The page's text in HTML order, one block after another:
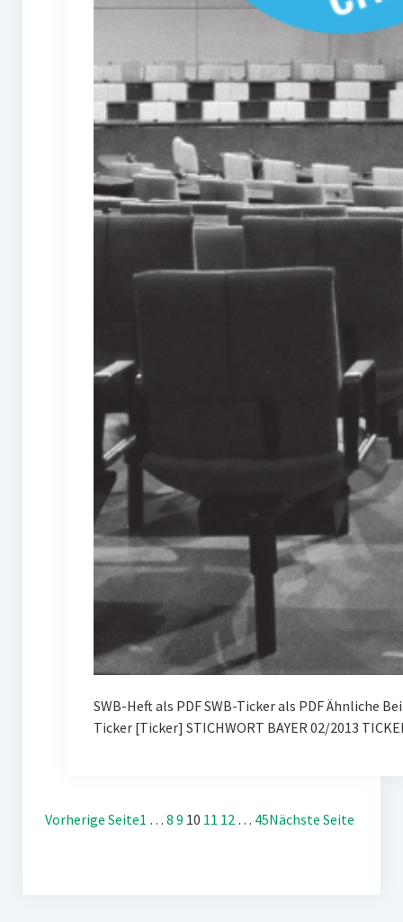
SWB-Heft als PDF SWB-Ticker als PDF Ähnliche
Ticker [Ticker] STICHWORT BAYER 02/2013
Vorherige Seite1 … 8 9 10 11 12 … 45Nächste Seite